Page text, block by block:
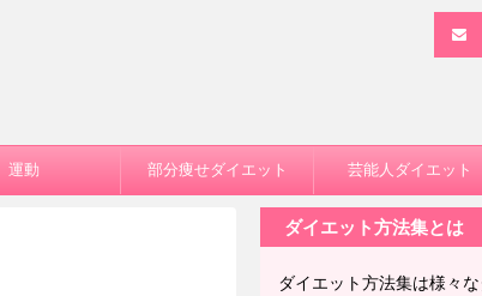
運動 部分痩せダイエット 芸能人ダイエット
ダイエット方法集とは
ダイエット方法集は様々